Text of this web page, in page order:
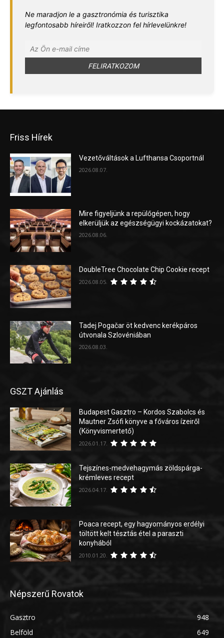
Ne maradjon le a gasztronómia és turisztika
legfontosabb híreiről! Iratkozzon fel hírlevelünkre!
Friss Hírek
Vezetőváltások a Lufthansa Csoportnál
2026.08.07.
Mire figyeljünk a repülőgépen, hogy
elkerüljük az egészségügyi kockázatokat?
2026.08.06.
DoubleTree Chocolate Chip Cookie recept
2026.08.05.
Tadej Pogačar öt kedvenc kerékpáros
útvonala Szlovéniában
2026.08.03.
GSZT Ajánlás
Budapest Gasztro – Kordos Szabolcs és
Mautner Zsófi könyve a főváros ízeiről
(Könyvismertető)
2026.01.17.
Tejszínes-medvehagymás zöldspárga-
krémleves recept
2026.04.17.
Poaca recept, egy hagyományos erdélyi
töltött kelt tésztás étel a paraszti
konyhából
2010.01.20.
Népszerű Rovatok
Gasztro
948
Belföld
649